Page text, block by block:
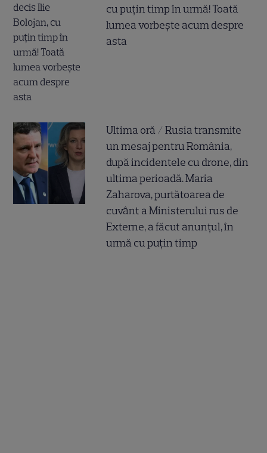
cu puțin timp în urmă! Toată
lumea vorbește acum despre
asta
Ultima oră / Rusia transmite
un mesaj pentru România,
după incidentele cu drone, din
ultima perioadă. Maria
Zaharova, purtătoarea de
cuvânt a Ministerului rus de
Externe, a făcut anunțul, în
urmă cu puțin timp